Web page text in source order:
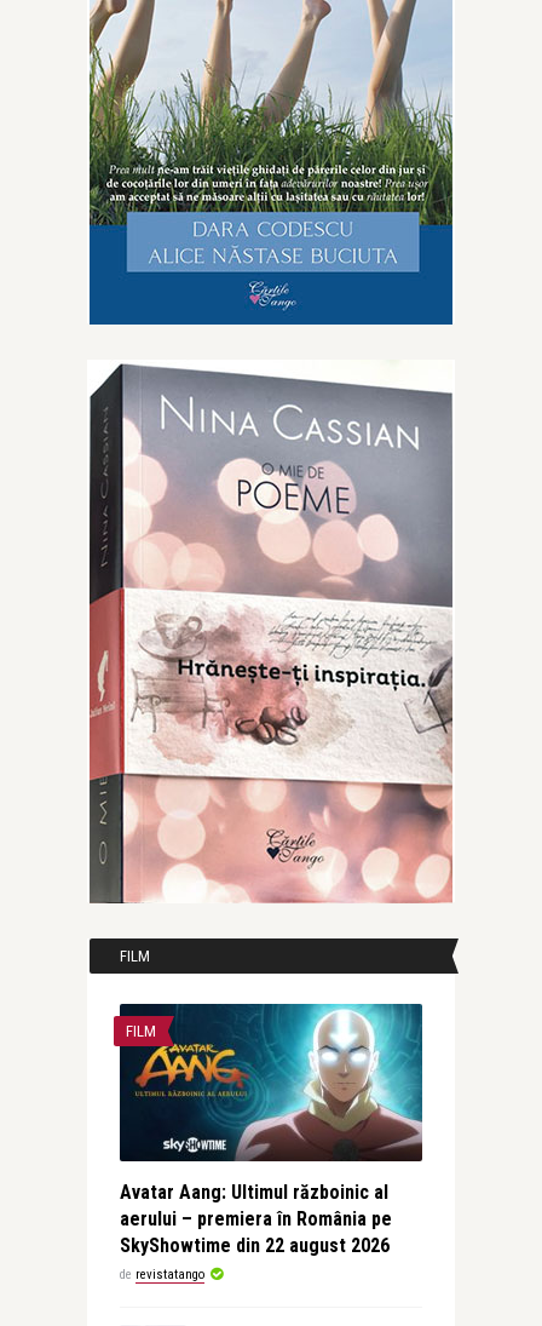
FILM
FILM
Avatar Aang: Ultimul războinic al
aerului – premiera în România pe
SkyShowtime din 22 august 2026
de revistatango